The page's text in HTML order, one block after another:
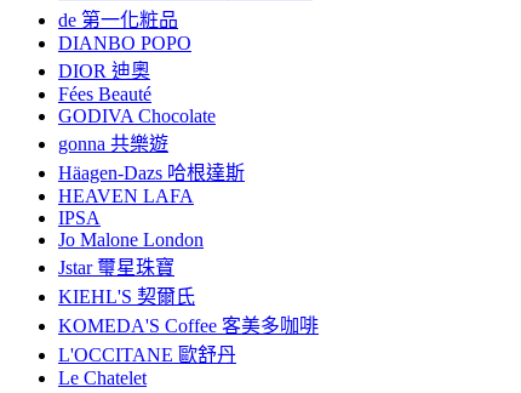
de 第一化粧品
DIANBO POPO
DIOR 迪奧
Fées Beauté
GODIVA Chocolate
gonna 共樂遊
Häagen-Dazs 哈根達斯
HEAVEN LAFA
IPSA
Jo Malone London
Jstar 璽星珠寶
KIEHL'S 契爾氏
KOMEDA'S Coffee 客美多咖啡
L'OCCITANE 歐舒丹
Le Chatelet